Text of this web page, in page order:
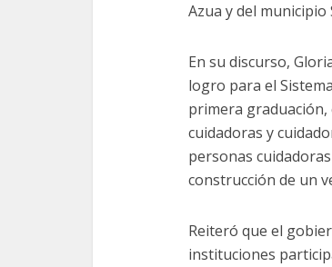
Azua y del
En su discurso,
logro para el
primera graduación,
cuidadoras y
personas
construcción de un
Reiteró que el
instituciones